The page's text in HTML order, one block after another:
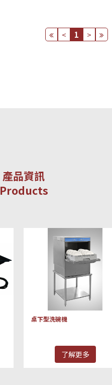
< 1 >
產品資訊
Products
桌下型洗碗機
了解更多